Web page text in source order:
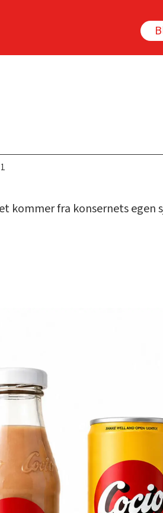
kommer fra konsernets egen